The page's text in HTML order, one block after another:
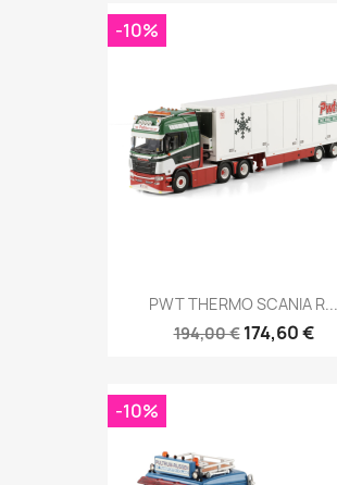
PWT THERMO SCANIA R...
194,00 € 174,60 €
-10%
-10%